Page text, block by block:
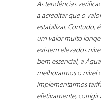
As tendências
a acreditar que o
estabilizar. Contudo,
um valor muito
existem elevados
bem essencial, a
melhorarmos o nível
implementarmos
efetivamente, corrigir